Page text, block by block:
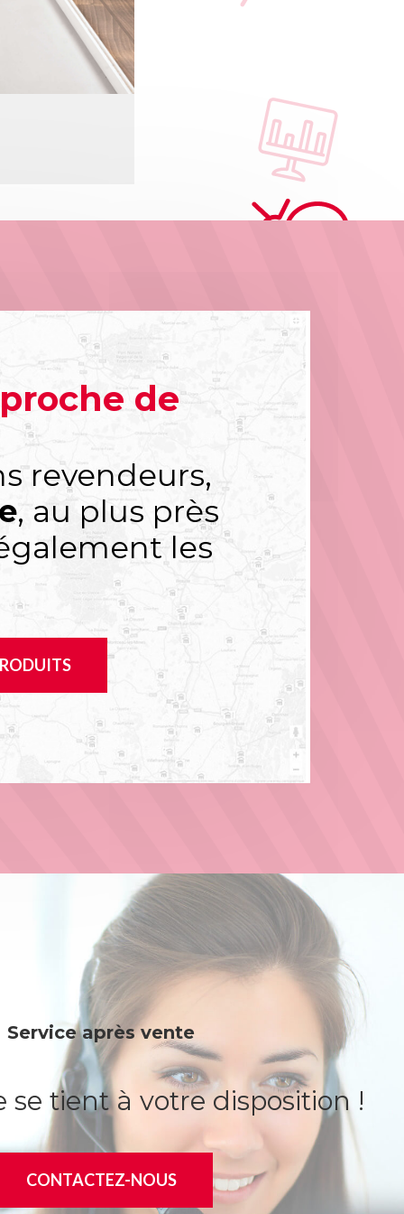
de
revendeurs,
, au plus près
les
Service après vente
se tient à votre disposition !
CONTACTEZ-NOUS